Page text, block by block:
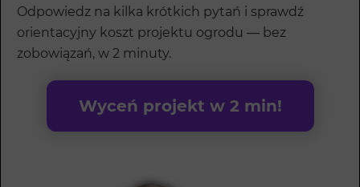
Odpowiedz na kilka krótkich pytań i sprawdź
orientacyjny koszt projektu ogrodu — bez
zobowiązań, w 2 minuty.
Wyceń projekt w 2 min!